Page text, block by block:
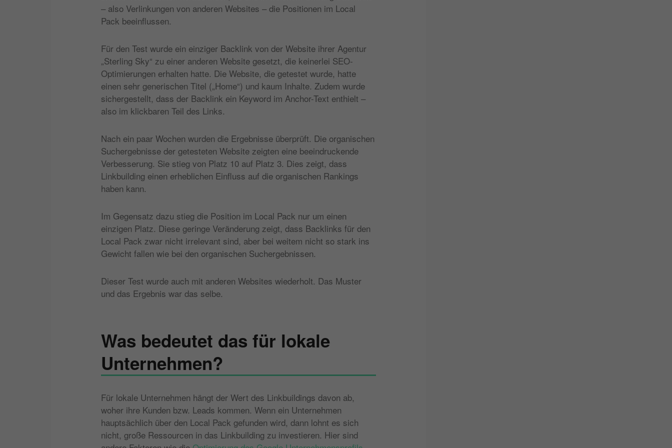
– also Verlinkungen von anderen Websites – die Positionen im Local
Pack beeinflussen.
Für den Test wurde ein einziger Backlink von der Website ihrer Agentur
„Sterling Sky“ zu einer anderen Website gesetzt, die keinerlei SEO-
Optimierungen erhalten hatte. Die Website, die getestet wurde, hatte
einen sehr generischen Titel („Home“) und kaum Inhalte. Zudem wurde
sichergestellt, dass der Backlink ein Keyword im Anchor-Text enthielt –
also im klickbaren Teil des Links.
Nach ein paar Wochen wurden die Ergebnisse überprüft. Die organischen
Suchergebnisse der getesteten Website zeigten eine beeindruckende
Verbesserung. Sie stieg von Platz 10 auf Platz 3. Dies zeigt, dass
Linkbuilding einen erheblichen Einfluss auf die organischen Rankings
haben kann.
Im Gegensatz dazu stieg die Position im Local Pack nur um einen
einzigen Platz. Diese geringe Veränderung zeigt, dass Backlinks für den
Local Pack zwar nicht irrelevant sind, aber bei weitem nicht so stark ins
Gewicht fallen wie bei den organischen Suchergebnissen.
Dieser Test wurde auch mit anderen Websites wiederholt. Das Muster
und das Ergebnis war das selbe.
Was bedeutet das für lokale
Unternehmen?
Für lokale Unternehmen hängt der Wert des Linkbuildings davon ab,
woher ihre Kunden bzw. Leads kommen. Wenn ein Unternehmen
hauptsächlich über den Local Pack gefunden wird, dann lohnt es sich
nicht, große Ressourcen in das Linkbuilding zu investieren. Hier sind